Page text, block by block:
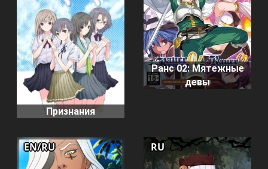
Признания
Ранс 02: Мятежные
девы
EN/RU RU